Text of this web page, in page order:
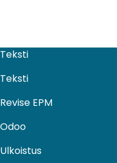
Teksti
Teksti
Revise EPM
Odoo
Ulkoistus​